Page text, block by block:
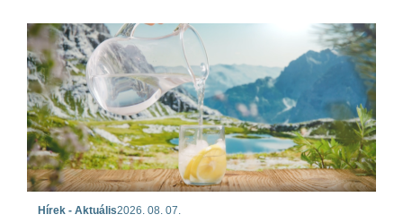
Hírek - Aktuális2026. 08. 07.